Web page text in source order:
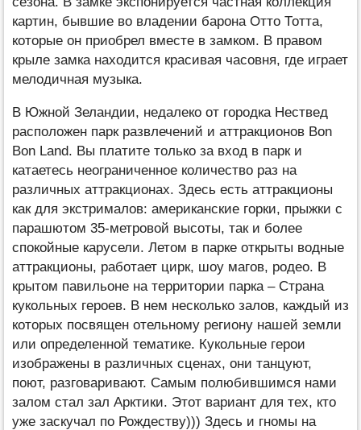
картин, бывшие во владении барона Отто Тотта,
которые он приобрел вместе в замком. В правом
крыле замка находится красивая часовня, где играет
мелодичная музыка.
В Южной Зеландии, недалеко от городка Нествед
расположен парк развлечений и аттракционов Bon
Bon Land. Вы платите только за вход в парк и
катаетесь неограниченное количество раз на
различных аттракционах. Здесь есть аттракционы
как для экстрималов: американские горки, прыжки с
парашютом 35-метровой высоты, так и более
спокойные карусели. Летом в парке открыты водные
аттракционы, работает цирк, шоу магов, родео. В
крытом павильоне на территории парка – Страна
кукольных героев. В нем несколько залов, каждый из
которых посвящен отельному региону нашей земли
или определенной тематике. Кукольные герои
изображены в различных сценах, они танцуют,
поют, разговаривают. Самым полюбившимся нами
залом стал зал Арктики. Этот вариант для тех, кто
уже заскучал по Рождеству))) Здесь и гномы на